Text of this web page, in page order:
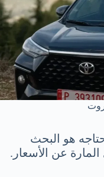
هو البحث
عن الأسعار.